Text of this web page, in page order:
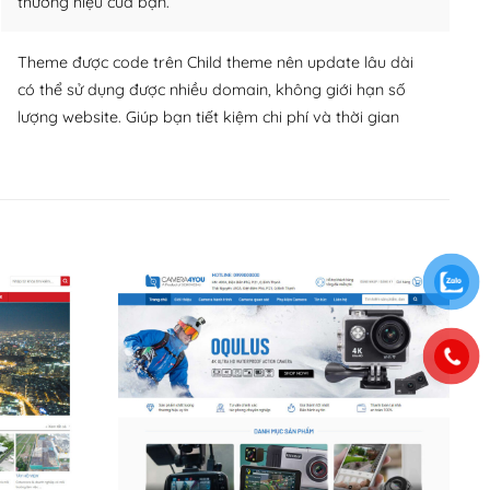
Theme được code trên Child theme nên update lâu dài
có thể sử dụng được nhiều domain, không giới hạn số
lượng website. Giúp bạn tiết kiệm chi phí và thời gian